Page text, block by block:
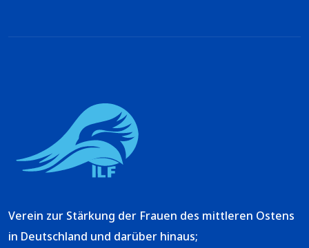
Verein zur Stärkung der Frauen des mittleren Ostens
in Deutschland und darüber hinaus;